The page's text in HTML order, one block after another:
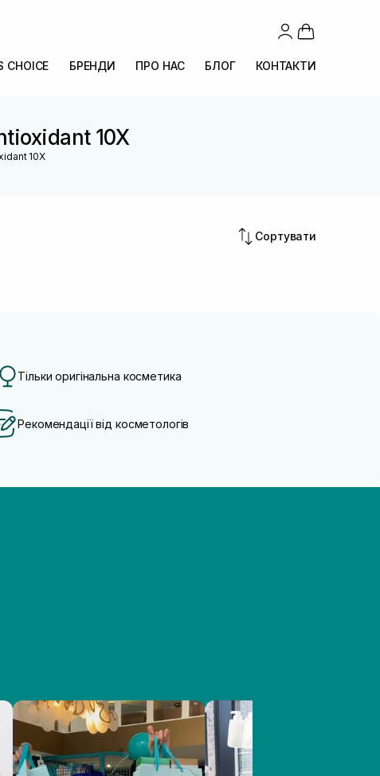
CHOICE БРЕНДИ ПРО НАС БЛОГ КОНТАКТИ
10X
10X
Сортувати
Тільки оригінальна косметика
Рекомендації від косметологів